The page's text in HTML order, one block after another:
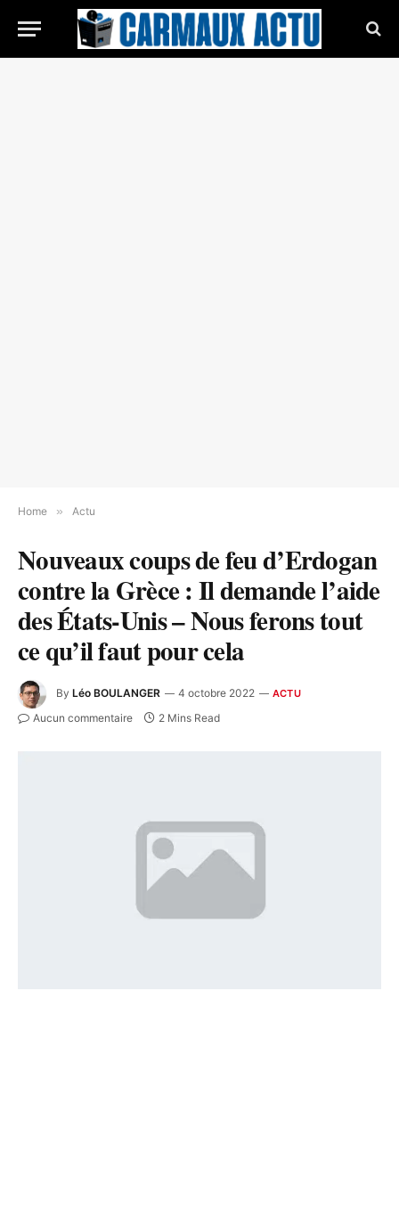
Home » Actu
Nouveaux coups de feu d’Erdogan
contre la Grèce : Il demande l’aide
des États-Unis – Nous ferons tout
ce qu’il faut pour cela
By Léo BOULANGER 4 octobre 2022 ACTU
Aucun commentaire 2 Mins Read